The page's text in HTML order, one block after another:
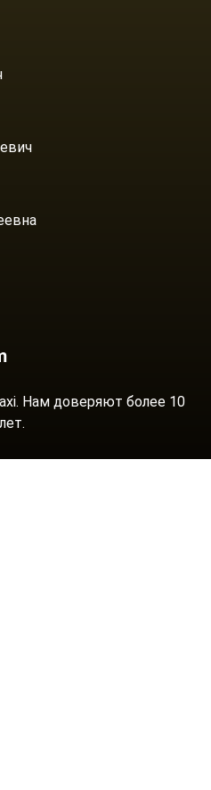
Нам доверяют более 10